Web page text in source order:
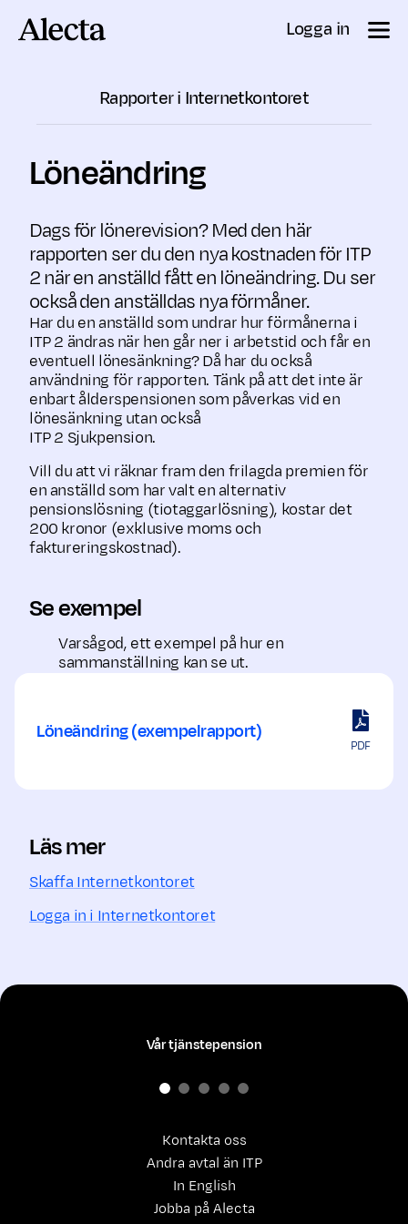
Logga in
Rapporter i Internetkontoret
Löneändring
Dags för lönerevision? Med den här
rapporten ser du den nya kostnaden för ITP
2 när en anställd fått en löneändring. Du ser
också den anställdas nya förmåner.
Har du en anställd som undrar hur förmånerna i
ITP 2 ändras när hen går ner i arbetstid och får en
eventuell lönesänkning? Då har du också
användning för rapporten. Tänk på att det inte är
enbart ålderspensionen som påverkas vid en
lönesänkning utan också
ITP 2 Sjukpension.
Vill du att vi räknar fram den frilagda premien för
en anställd som har valt en alternativ
pensionslösning (tiotaggarlösning), kostar det
200 kronor (exklusive moms och
faktureringskostnad).
Se exempel
Varsågod, ett exempel på hur en
sammanställning kan se ut.
Löneändring (exempelrapport)
PDF
Läs mer
Skaffa Internetkontoret
Logga in i Internetkontoret
Kontakta oss
Andra avtal än ITP
In English
Jobba på Alecta
Vår tjänstepension